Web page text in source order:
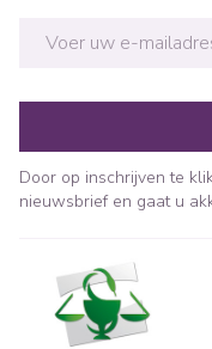
Door op inschrijven te
nieuwsbrief en gaat u